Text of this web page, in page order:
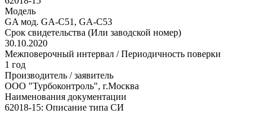
Модель
GA мод. GA-C51, GA-C53
Срок свидетельства (Или заводской номер)
30.10.2020
Межповерочный интервал / Периодичность поверки
1 год
Производитель / заявитель
ООО "Турбоконтроль", г.Москва
Наименования документации
62018-15: Описание типа СИ